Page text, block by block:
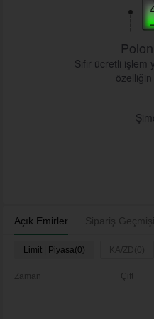
Açık Emirler Sipariş Geçmişi
Limit | Piyasa(0) KA/ZD(0)
Zaman Çift
Sıfır ücretli
özelliğin